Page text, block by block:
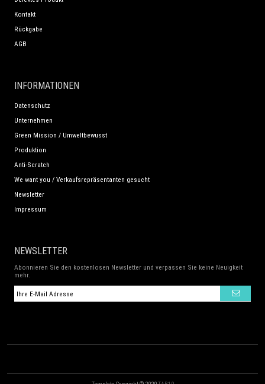
Kontakt
Rückgabe
AGB
INFORMATIONEN
Datenschutz
Unternehmen
Green Mission / Umweltbewusst
Produktion
Anti-Scratch
We want you / Verkaufsrepräsentanten gesucht
Newsletter
Impressum
NEWSLETTER
Abonnieren Sie den kostenlosen Newsletter und verpassen Sie keine Neuigkeit
mehr.